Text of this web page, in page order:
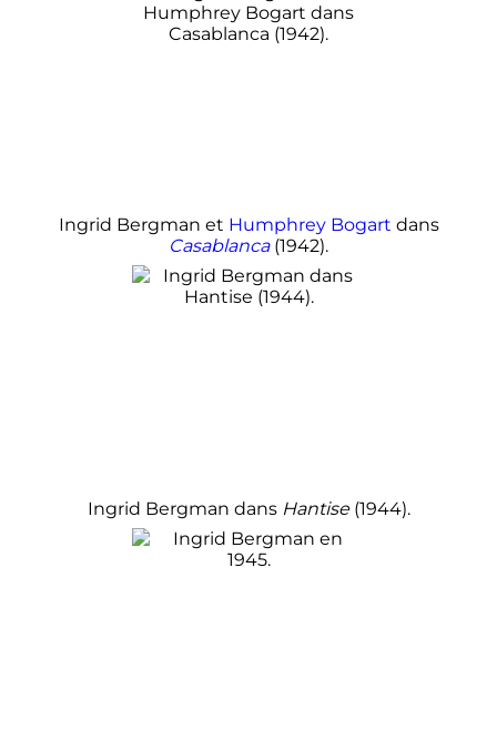
Ingrid Bergman et Humphrey Bogart dans
Casablanca(1942).
Ingrid Bergman dans Hantise(1944).